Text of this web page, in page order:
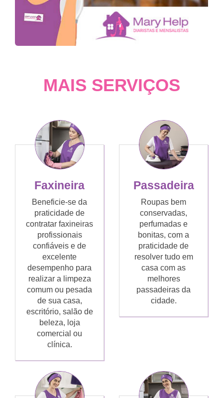
MAIS SERVIÇOS
Faxineira
Beneficie-se da
praticidade de
contratar faxineiras
profissionais
confiáveis e de
excelente
desempenho para
realizar a limpeza
comum ou pesada
de sua casa,
escritório, salão de
beleza, loja
comercial ou
clínica.
Passadeira
Roupas bem
conservadas,
perfumadas e
bonitas, com a
praticidade de
resolver tudo em
casa com as
melhores
passadeiras da
cidade.